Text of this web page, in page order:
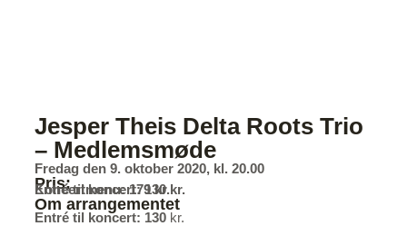
Jesper Theis Delta Roots Trio
– Medlemsmøde
Fredag den 9. oktober 2020, kl. 20.00
Pris:
Entré til koncert: 130 kr.
Koncertmenu: 179 kr.
Om arrangementet
Entré til koncert: 130 kr.